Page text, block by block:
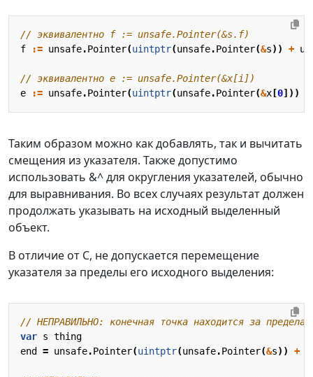
// эквивалентно f := unsafe.Pointer(&s.f)
f
:= unsafe.Pointer(uintptr(unsafe.Pointer(&s)) +
// эквивалентно e := unsafe.Pointer(&x[i])
e
:= unsafe.Pointer(uintptr(unsafe.Pointer(&x [0]))
Таким образом можно как добавлять, так и вычитать
смещения из указателя. Также допустимо
использовать &^ для округления указателей, обычно
для выравнивания. Во всех случаях результат должен
продолжать указывать на исходный выделенный
объект.
В отличие от C, не допускается перемещение
указателя за пределы его исходного выделения:
// НЕПРАВИЛЬНО: конечная точка находится за
var s thing
end
= unsafe.Pointer(uintptr(unsafe.Pointer(&s)) +